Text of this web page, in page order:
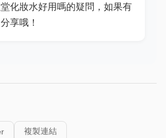
化妝水好用嗎的疑問，如果有
享哦！
複製連結